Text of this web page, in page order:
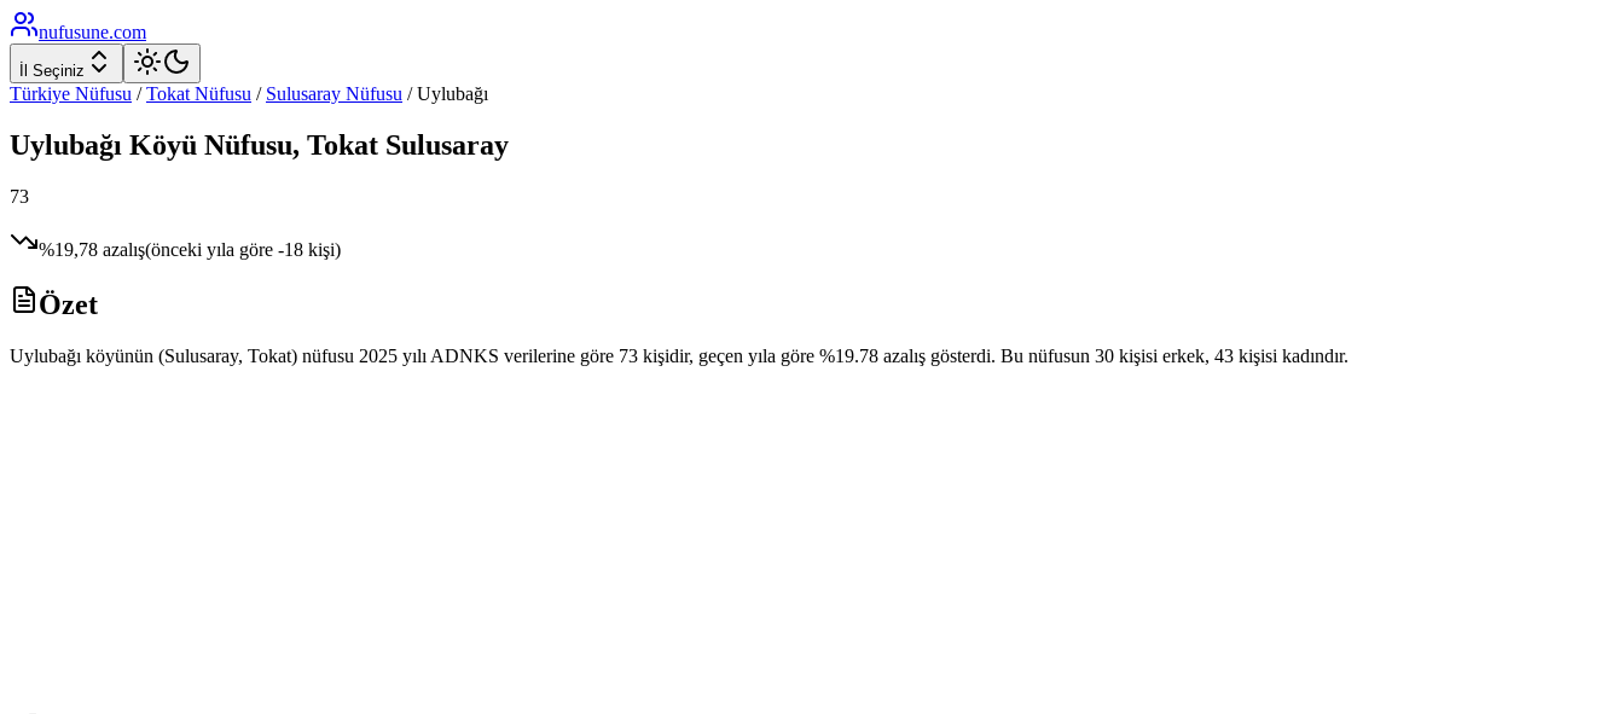
nufusune.com
İl Seçiniz
Türkiye Nüfusu / Tokat Nüfusu / Sulusaray Nüfusu /Uylubağı
Uylubağı Köyü Nüfusu, Tokat Sulusaray
73
%19,78 azalış(önceki yıla göre -18 kişi)
Özet
Uylubağı köyünün (Sulusaray, Tokat) nüfusu 2025 yılı ADNKS verilerine göre 73 kişidir, geçen yıla göre %19.78 azalış gösterdi. Bu nüfusun 30 kişisi erkek, 43 kişisi kadındır.